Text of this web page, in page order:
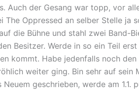
Auch der Gesang war topp, vor
Oppressed an selber Stelle ja
die Bühne und stahl zwei Band-
Besitzer. Werde in so ein Teil
kommt. Habe jedenfalls noch
weiter ging. Bin sehr auf sein
geschrieben, werde am